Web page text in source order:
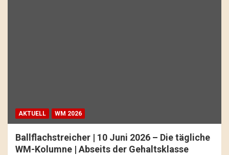
AKTUELL WM 2026
Ballflachstreicher | 10 Juni 2026 – Die tägliche
WM-Kolumne | Abseits der Gehaltsklasse